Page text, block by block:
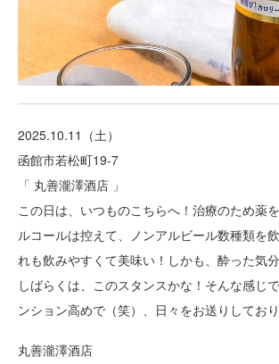
2025.10.11（土）
函館市若松町19-7
「 丸善瀧澤酒店 」
この日は、いつものこちらへ！治療のため薬
ルコールは控えて、ノンアルビール数種類を
れも飲みやすくて美味い！しかも、酔った気
しばらくは、このスタンスかな！そんな感じ
ンション高めで（笑）、日々をお送りしてお
丸善瀧澤酒店